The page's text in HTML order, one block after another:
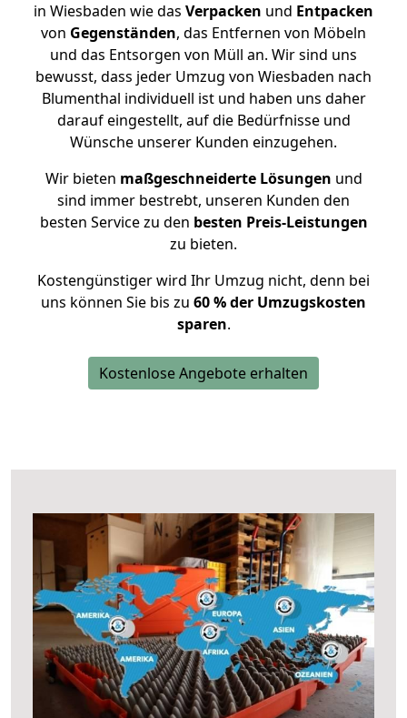
in Wiesbaden wie das Verpacken und Entpacken
von Gegenständen, das Entfernen von Möbeln
und das Entsorgen von Müll an. Wir sind uns
bewusst, dass jeder Umzug von Wiesbaden nach
Blumenthal individuell ist und haben uns daher
darauf eingestellt, auf die Bedürfnisse und
Wünsche unserer Kunden einzugehen.
Wir bieten maßgeschneiderte Lösungen und
sind immer bestrebt, unseren Kunden den
besten Service zu den besten Preis-Leistungen
zu bieten.
Kostengünstiger wird Ihr Umzug nicht, denn bei
uns können Sie bis zu 60 % der Umzugskosten
sparen.
Kostenlose Angebote erhalten